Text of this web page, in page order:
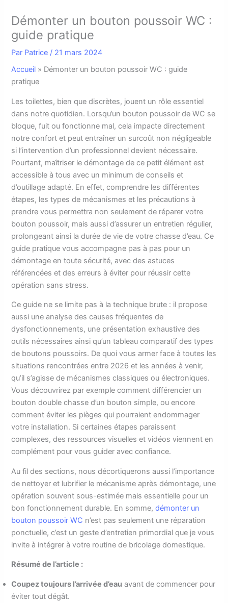
Démonter un bouton poussoir WC :
guide pratique
Par Patrice / 21 mars 2024
Accueil » Démonter un bouton poussoir WC : guide
pratique
Les toilettes, bien que discrètes, jouent un rôle essentiel
dans notre quotidien. Lorsqu’un bouton poussoir de WC se
bloque, fuit ou fonctionne mal, cela impacte directement
notre confort et peut entraîner un surcoût non négligeable
si l’intervention d’un professionnel devient nécessaire.
Pourtant, maîtriser le démontage de ce petit élément est
accessible à tous avec un minimum de conseils et
d’outillage adapté. En effet, comprendre les différentes
étapes, les types de mécanismes et les précautions à
prendre vous permettra non seulement de réparer votre
bouton poussoir, mais aussi d’assurer un entretien régulier,
prolongeant ainsi la durée de vie de votre chasse d’eau. Ce
guide pratique vous accompagne pas à pas pour un
démontage en toute sécurité, avec des astuces
référencées et des erreurs à éviter pour réussir cette
opération sans stress.
Ce guide ne se limite pas à la technique brute : il propose
aussi une analyse des causes fréquentes de
dysfonctionnements, une présentation exhaustive des
outils nécessaires ainsi qu’un tableau comparatif des types
de boutons poussoirs. De quoi vous armer face à toutes les
situations rencontrées entre 2026 et les années à venir,
qu’il s’agisse de mécanismes classiques ou électroniques.
Vous découvrirez par exemple comment différencier un
bouton double chasse d’un bouton simple, ou encore
comment éviter les pièges qui pourraient endommager
votre installation. Si certaines étapes paraissent
complexes, des ressources visuelles et vidéos viennent en
complément pour vous guider avec confiance.
Au fil des sections, nous décortiquerons aussi l’importance
de nettoyer et lubrifier le mécanisme après démontage, une
opération souvent sous-estimée mais essentielle pour un
bon fonctionnement durable. En somme,démonter un
bouton poussoir WC n’est pas seulement une réparation
ponctuelle, c’est un geste d’entretien primordial que je vous
invite à intégrer à votre routine de bricolage domestique.
Résumé de l’article :
Coupez toujours l’arrivée d’eau avant de commencer pour
éviter tout dégât.